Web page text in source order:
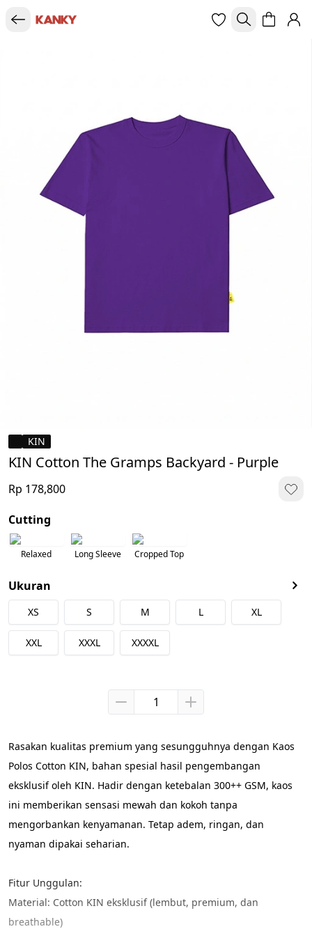
KIN
KIN Cotton The Gramps Backyard - Purple
Rp 178,800
Cutting
Relaxed Long Sleeve Cropped Top
Ukuran
XS S M L XL
XXL XXXL XXXXL
Rasakan kualitas premium yang sesungguhnya dengan Kaos
Polos Cotton KIN, bahan spesial hasil pengembangan
eksklusif oleh KIN. Hadir dengan ketebalan 300++ GSM, kaos
ini memberikan sensasi mewah dan kokoh tanpa
mengorbankan kenyamanan. Tetap adem, ringan, dan
nyaman dipakai seharian.
Fitur Unggulan:
Material: Cotton KIN eksklusif (lembut, premium, dan
breathable)